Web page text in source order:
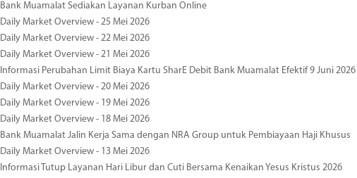
Bank Muamalat Sediakan Layanan Kurban Online
Daily Market Overview - 25 Mei 2026
Daily Market Overview - 22 Mei 2026
Daily Market Overview - 21 Mei 2026
Informasi Perubahan Limit Biaya Kartu SharE Debit Bank Muamalat Efektif 9 Juni 2026
Daily Market Overview - 20 Mei 2026
Daily Market Overview - 19 Mei 2026
Daily Market Overview - 18 Mei 2026
Bank Muamalat Jalin Kerja Sama dengan NRA Group untuk Pembiayaan Haji Khusus
Daily Market Overview - 13 Mei 2026
Informasi Tutup Layanan Hari Libur dan Cuti Bersama Kenaikan Yesus Kristus 2026